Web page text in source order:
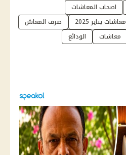
اصحاب المعاشات
معاشات يناير 2025
صرف المعاش
معاشات الودائع